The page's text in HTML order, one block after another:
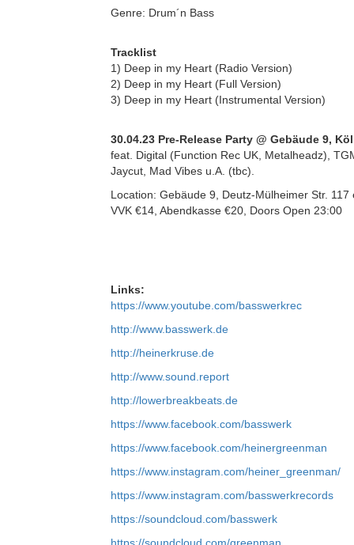
Genre: Drum´n Bass
Tracklist
1) Deep in my Heart (Radio Version)
2) Deep in my Heart (Full Version)
3) Deep in my Heart (Instrumental Version)
30.04.23 Pre-Release Party @ Gebäude 9,
feat. Digital (Function Rec UK, Metalheadz),
Jaycut, Mad Vibes u.A. (tbc).
Location: Gebäude 9, Deutz-Mülheimer Str.
VVK €14, Abendkasse €20, Doors Open 23:00
Links:
https://www.youtube.com/basswerkrec
http://www.basswerk.de
http://heinerkruse.de
http://www.sound.report
http://lowerbreakbeats.de
https://www.facebook.com/basswerk
https://www.facebook.com/heinergreenman
https://www.instagram.com/heiner_greenman/
https://www.instagram.com/basswerkrecords
https://soundcloud.com/basswerk